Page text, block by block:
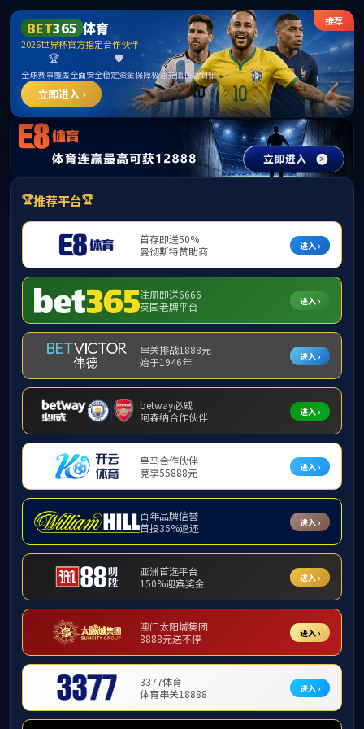
365英国上市公司(CHN-VIP认证)官网|Official
Website
提示：访问地址无效，allen-bradley-powerflex-70-20ad014a0aynanc0
找不到对应的栏目！
首页